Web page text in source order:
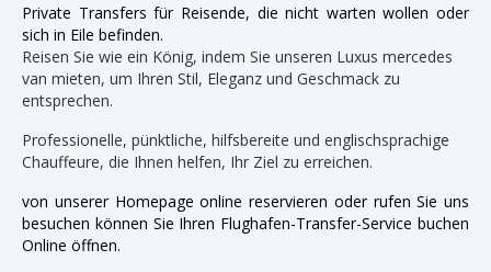
Private Transfers für Reisende, die nicht warten wollen oder
sich in Eile befinden.
Reisen Sie wie ein König, indem Sie unseren Luxus mercedes
van mieten, um Ihren Stil, Eleganz und Geschmack zu
entsprechen.
Professionelle, pünktliche, hilfsbereite und englischsprachige
Chauffeure, die Ihnen helfen, Ihr Ziel zu erreichen.
von unserer Homepage online reservieren oder rufen Sie uns
besuchen können Sie Ihren Flughafen-Transfer-Service buchen
Online öffnen.